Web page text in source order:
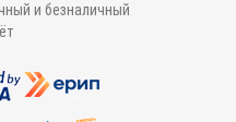
и безналичный